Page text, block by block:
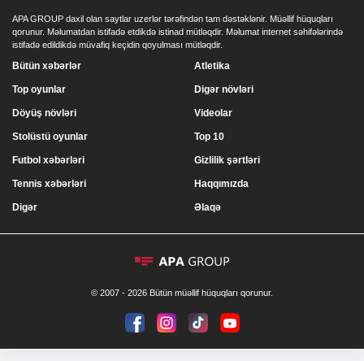
APA GROUP daxil olan saytlar uzerlər tərəfindən tam dəstəklənir. Müəllif hüquqları
qorunur. Məlumatdan istifadə etdikdə istinad mütləqdir. Məlumat internet səhifələrində
istifadə edildikdə müvafiq keçidin qoyulması mütləqdir.
Bütün xəbərlər
Top oyunlar
Döyüş növləri
Stolüstü oyunlar
Atletika
Digər növləri
Videolar
Top 10
Futbol xəbərləri
Tennis xəbərləri
Digər
Gizlilik şərtləri
Haqqımızda
Əlaqə
© 2007 - 2026 Bütün müəllif hüquqları qorunur.